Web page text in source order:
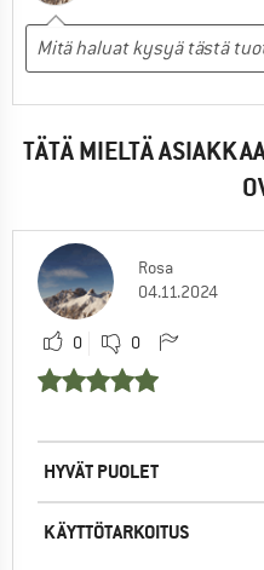
TÄTÄ MIELTÄ
Rosa
04.11.2024
0 0
HYVÄT PUOLET
KÄYTTÖTARKOITUS